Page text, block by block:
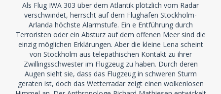
Als Flug IWA 303 über dem Atlantik plötzlich vom Radar
verschwindet, herrscht auf dem Flughafen Stockholm-
Arlanda höchste Alarmstufe. Ein e Entführung durch
Terroristen oder ein Absturz auf dem offenen Meer sind die
einzig möglichen Erklärungen. Aber die kleine Lena scheint
von Stockholm aus telepathischen Kontakt zu ihrer
Zwillingsschwester im Flugzeug zu haben. Durch deren
Augen sieht sie, dass das Flugzeug in schweren Sturm
geraten ist, doch das Wetterradar zeigt einen wolkenlosen